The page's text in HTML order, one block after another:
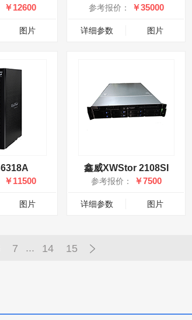
￥12600
图片
参考报价： ￥35000
详细参数 图片
￥11500
图片
鑫威XWStor 2108SI
参考报价： ￥7500
详细参数 图片
7 ... 14 15